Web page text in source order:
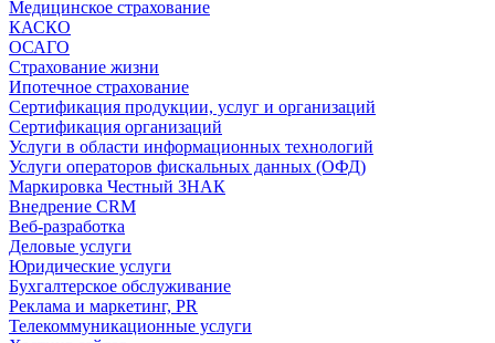
Медицинское страхование
КАСКО
ОСАГО
Страхование жизни
Ипотечное страхование
Сертификация продукции, услуг и организаций
Сертификация организаций
Услуги в области информационных технологий
Услуги операторов фискальных данных (ОФД)
Маркировка Честный ЗНАК
Внедрение CRM
Веб-разработка
Деловые услуги
Юридические услуги
Бухгалтерское обслуживание
Реклама и маркетинг, PR
Телекоммуникационные услуги